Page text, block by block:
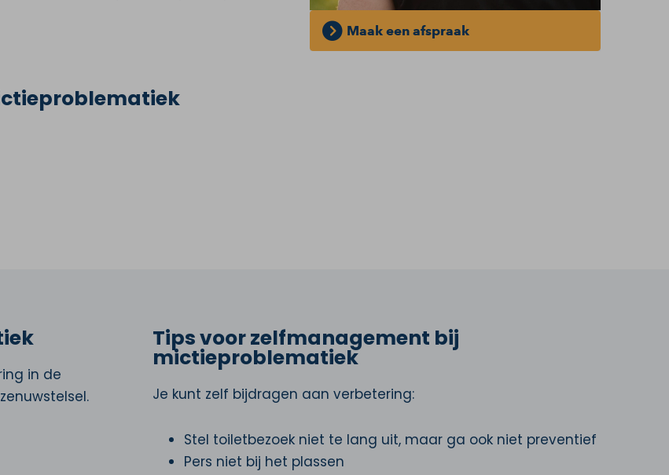
Maak een afspraak
in de
Tips voor zelfmanagement bij
mictieproblematiek
Je kunt zelf bijdragen aan verbetering:
Stel toiletbezoek niet te lang uit, maar ga ook niet preventief
Pers niet bij het plassen